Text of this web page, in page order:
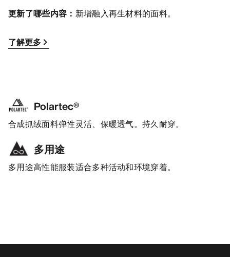
更新了哪些内容： 新增融入再生材料的面料。
了解更多
Polartec®
合成抓绒面料弹性灵活、保暖透气。持久耐穿。
多用途
多用途高性能服装适合多种活动和环境穿着。